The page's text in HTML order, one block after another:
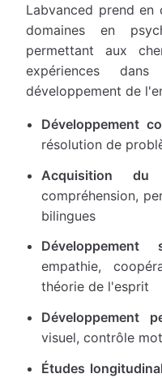
Labvanced prend en
domaines en
permettant aux
expériences
développement de
Développement
résolution de
Acquisition
compréhension,
bilingues
empathie,
théorie de l'esprit
Développement
visuel, contrôle
Études